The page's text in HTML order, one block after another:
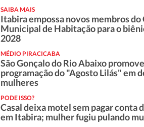
SAIBA MAIS
Itabira empossa novos membros do
Municipal de Habitação para o
2028
MÉDIO PIRACICABA
São Gonçalo do Rio Abaixo promove
programação do "Agosto Lilás" em
mulheres
PODE ISSO?
Casal deixa motel sem pagar conta
em Itabira; mulher fugiu pulando